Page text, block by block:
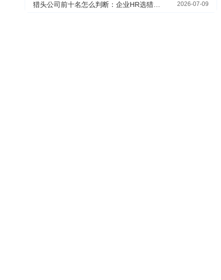
猎头公司前十名怎么判断：企业HR选猎头机构的三个核查维度 2026-07-09